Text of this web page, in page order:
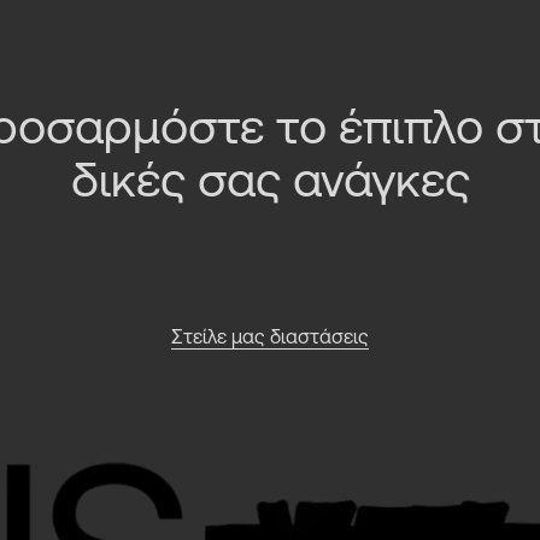
το έπιπλο
δικές σας ανάγκες
Στείλε μας διαστάσεις